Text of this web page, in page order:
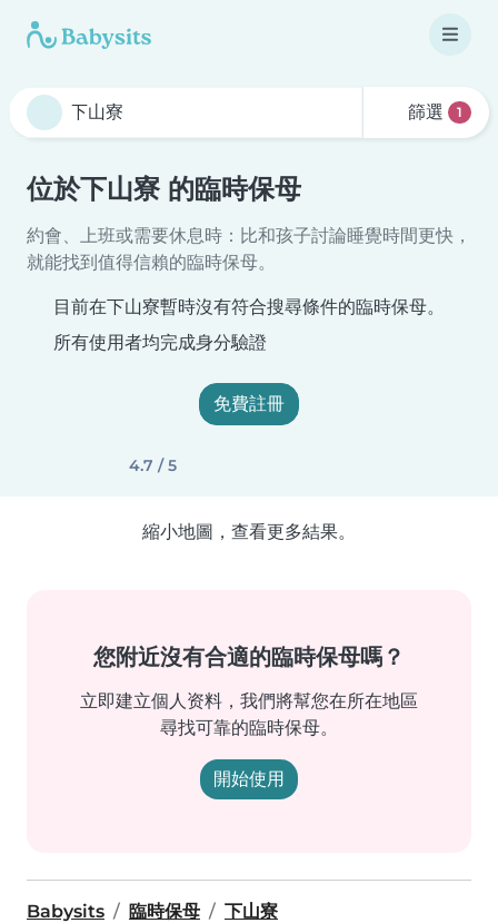
篩選 1
位於下山寮 的臨時保母
約會、上班或需要休息時：比和孩子討論睡覺時間更快，
就能找到值得信賴的臨時保母。
目前在下山寮暫時沒有符合搜尋條件的臨時保母。
所有使用者均完成身分驗證
免費註冊
4.7 / 5
縮小地圖，查看更多結果。
您附近沒有合適的臨時保母嗎？
立即建立個人资料，我們將幫您在所在地區
尋找可靠的臨時保母。
開始使用
Babysits 臨時保母 下山寮